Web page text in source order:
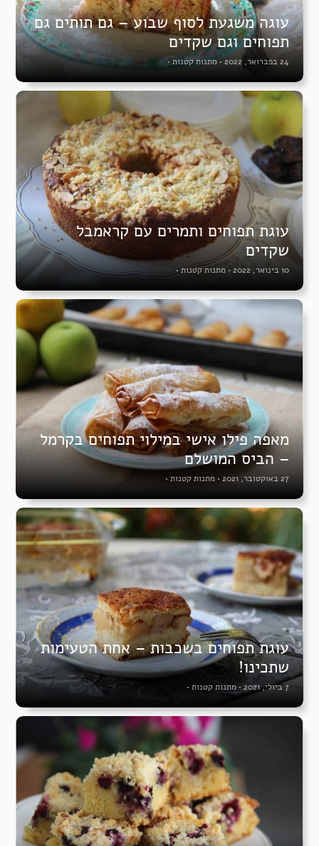
עוגה משגעת לסוף שבוע – גם תותים גם
תפוחים וגם שקדים
24 בפברואר, 2022 • מתנות קטנות•
עוגת תפוחים ותמרים עם קראמבל
שקדים
10 בינואר, 2022 • מתנות קטנות •
מאפה פילו אישי במילוי תפוחים בקרמל
– הביס המושלם
27 באוקטובר, 2021 • מתנות קטנות •
עוגת תפוחים בשכבות – אחת הטעימות
שתכינו!
7 ביולי, 2021 • מתנות קטנות •